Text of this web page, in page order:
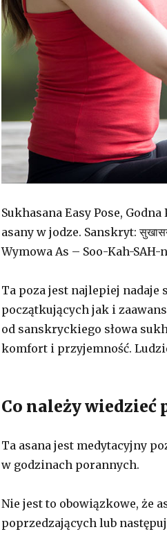
Sukhasana Easy Pose,
asany w jodze. Sanskryt:
Wymowa As – Soo-Kah-SAH-
Ta poza jest najlepiej nadaje
początkujących jak i
od sanskryckiego słowa
komfort i przyjemność.
Co należy wiedzieć
Ta asana jest medytacyjny
w godzinach porannych.
Nie jest to obowiązkowe, że
poprzedzających lub